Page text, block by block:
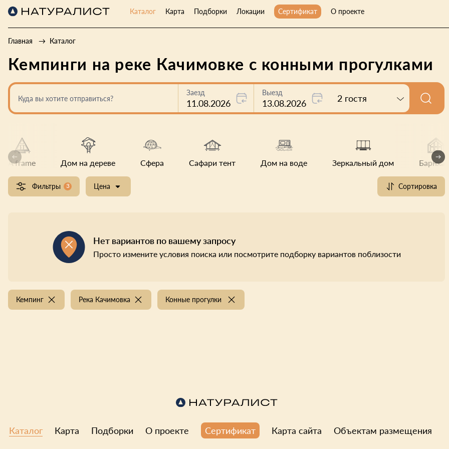
Каталог Карта Подборки Локации Сертификат О проекте
Главная Каталог
Кемпинги на реке Качимовке с конными прогулками
Куда вы хотите отправиться?
Заезд
11.08.2026
Выезд
13.08.2026 2 гостя
A frame Дом на дереве Сфера Сафари тент Дом на воде Зеркальный дом Барнхауз
Фильтры 3 Цена Сортировка
Нет вариантов по вашему запросу
Просто измените условия поиска или посмотрите подборку вариантов поблизости
Кемпинг Река Качимовка Конные прогулки
Каталог Карта Подборки О проекте Сертификат Карта сайта Объектам размещения